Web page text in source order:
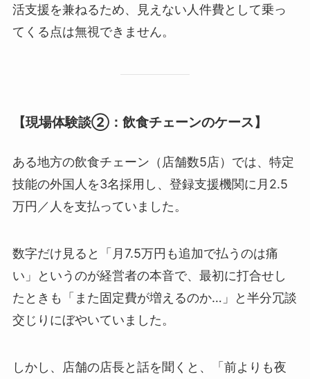
活支援を兼ねるため、見えない人件費として乗っ
てくる点は無視できません。
【現場体験談②：飲食チェーンのケース】
ある地方の飲食チェーン（店舗数5店）では、特定
技能の外国人を3名採用し、登録支援機関に月2.5
万円／人を支払っていました。
数字だけ見ると「月7.5万円も追加で払うのは痛
い」というのが経営者の本音で、最初に打合せし
たときも「また固定費が増えるのか…」と半分冗談
交じりにぼやいていました。
しかし、店舗の店長と話を聞くと、「前よりも夜